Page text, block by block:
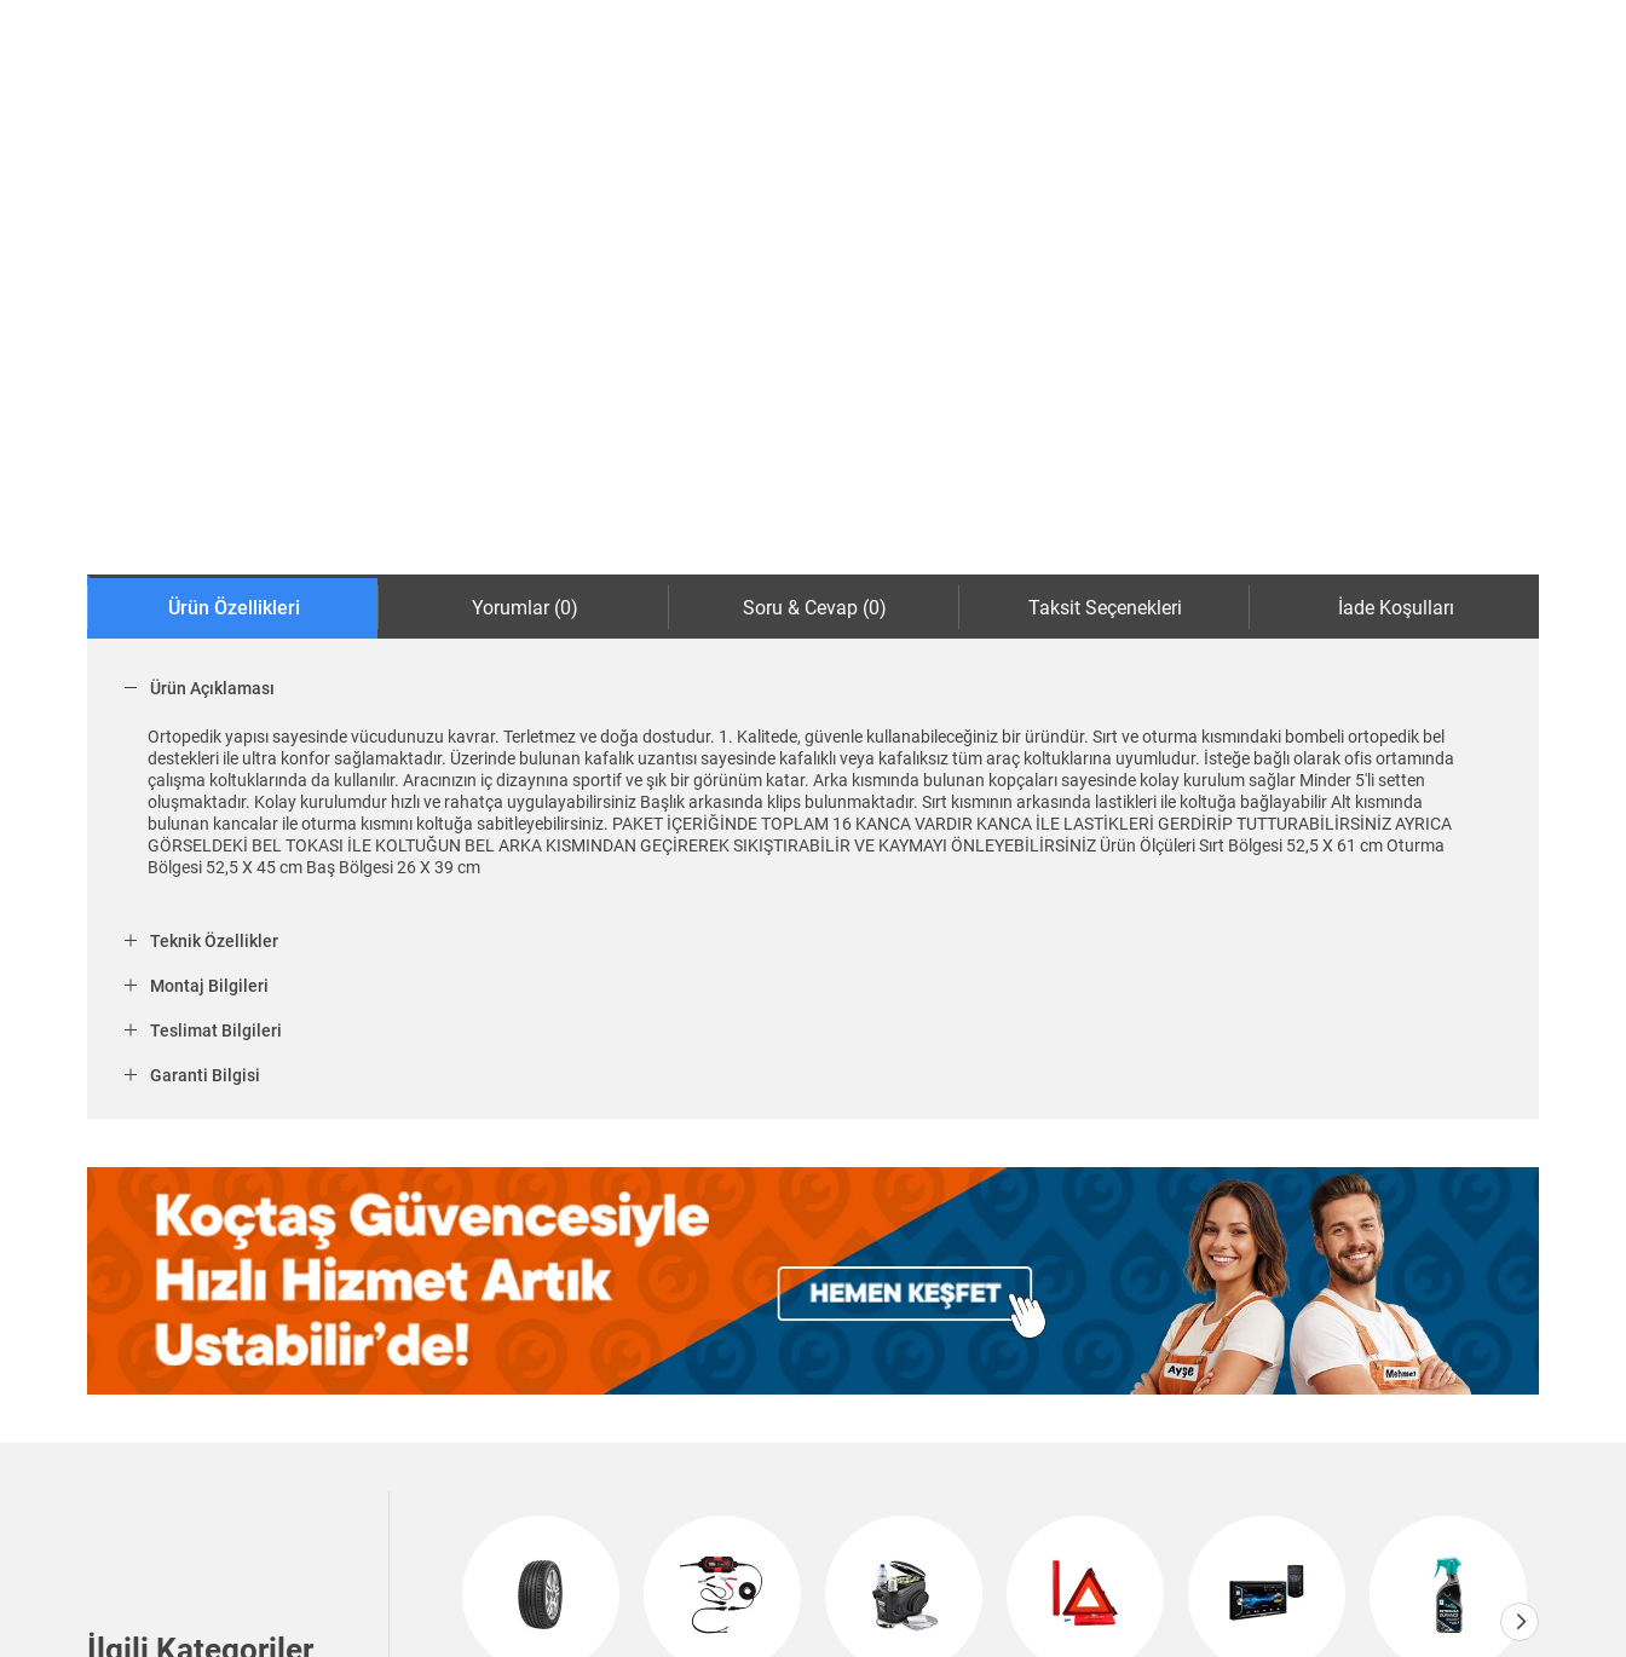
Ürün Özellikleri Yorumlar (0) Soru & Cevap (0) Taksit Seçenekleri İade Koşulları
Ürün Açıklaması
Ortopedik yapısı sayesinde vücudunuzu kavrar. Terletmez ve doğa dostudur. 1. Kalitede, güvenle kullanabileceğiniz bir üründür. Sırt ve oturma kısmındaki bombeli ortopedik bel
destekleri ile ultra konfor sağlamaktadır. Üzerinde bulunan kafalık uzantısı sayesinde kafalıklı veya kafalıksız tüm araç koltuklarına uyumludur. İsteğe bağlı olarak ofis ortamında
çalışma koltuklarında da kullanılır. Aracınızın iç dizaynına sportif ve şık bir görünüm katar. Arka kısmında bulunan kopçaları sayesinde kolay kurulum sağlar Minder 5'li setten
oluşmaktadır. Kolay kurulumdur hızlı ve rahatça uygulayabilirsiniz Başlık arkasında klips bulunmaktadır. Sırt kısmının arkasında lastikleri ile koltuğa bağlayabilir Alt kısmında
bulunan kancalar ile oturma kısmını koltuğa sabitleyebilirsiniz. PAKET İÇERİĞİNDE TOPLAM 16 KANCA VARDIR KANCA İLE LASTİKLERİ GERDİRİP TUTTURABİLİRSİNİZ AYRICA
GÖRSELDEKİ BEL TOKASI İLE KOLTUĞUN BEL ARKA KISMINDAN GEÇİREREK SIKIŞTIRABİLİR VE KAYMAYI ÖNLEYEBİLİRSİNİZ Ürün Ölçüleri Sırt Bölgesi 52,5 X 61 cm Oturma
Bölgesi 52,5 X 45 cm Baş Bölgesi 26 X 39 cm
Teknik Özellikler
Montaj Bilgileri
Teslimat Bilgileri
Garanti Bilgisi